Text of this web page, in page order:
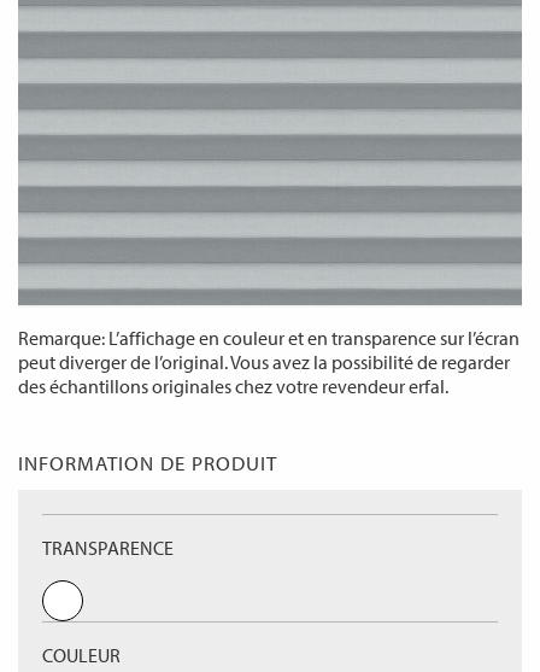
Remarque: L’affichage en couleur et en transparence sur l’écran
peut diverger de l’original. Vous avez la possibilité de regarder
des échantillons originales chez votre revendeur erfal.
INFORMATION DE PRODUIT
TRANSPARENCE
COULEUR